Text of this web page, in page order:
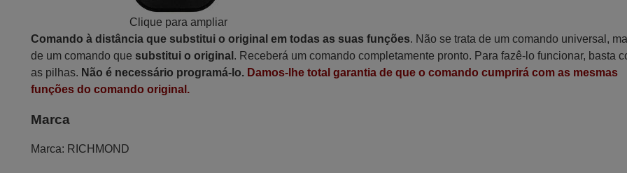
Clique para ampliar
Comando à distância que substitui o original em todas as suas funções. Não se trata de um comando universal,
de um comando que substitui o original . Receberá um comando completamente pronto. Para fazê-lo funcionar, basta
as pilhas. Não é necessário programá-lo. Damos-lhe total garantia de que o comando cumprirá com as mesmas
funções do comando original.
Marca
Marca: RICHMOND